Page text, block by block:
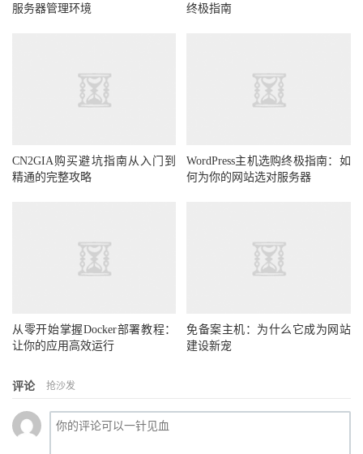
服务器管理环境
终极指南
CN2GIA购买避坑指南从入门到
精通的完整攻略
WordPress主机选购终极指南：如
何为你的网站选对服务器
从零开始掌握Docker部署教程：
让你的应用高效运行
免备案主机：为什么它成为网站
建设新宠
评论 抢沙发